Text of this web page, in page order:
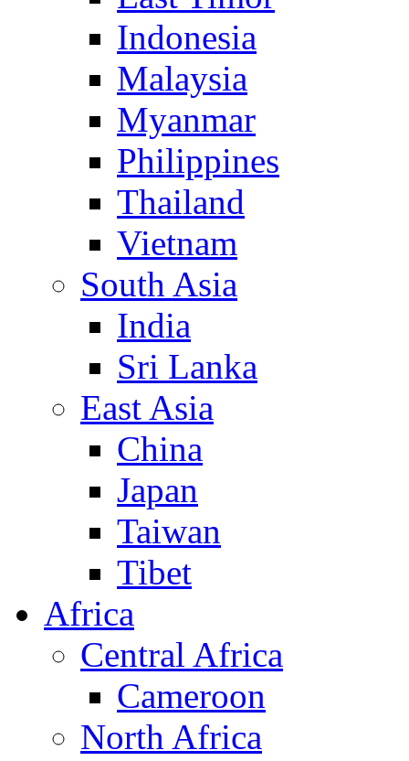
Indonesia
Malaysia
Myanmar
Philippines
Thailand
Vietnam
South Asia
India
Sri Lanka
East Asia
China
Japan
Taiwan
Tibet
Africa
Central Africa
Cameroon
North Africa